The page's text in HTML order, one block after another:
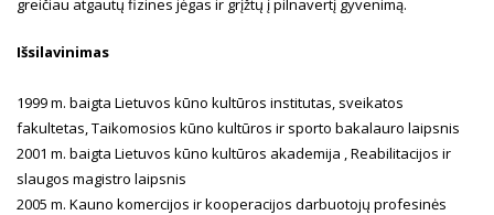
greičiau atgautų fizines jėgas ir grįžtų į pilnavertį gyvenimą.
Išsilavinimas
1999 m. baigta Lietuvos kūno kultūros institutas, sveikatos
fakultetas, Taikomosios kūno kultūros ir sporto bakalauro laipsnis
2001 m. baigta Lietuvos kūno kultūros akademija , Reabilitacijos ir
slaugos magistro laipsnis
2005 m. Kauno komercijos ir kooperacijos darbuotojų profesinės